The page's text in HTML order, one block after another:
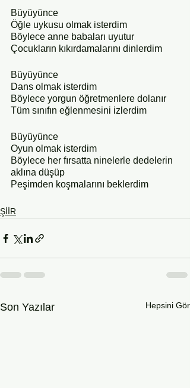
Büyüyünce
Öğle uykusu olmak isterdim
Böylece anne babaları uyutur
Çocukların kıkırdamalarını dinlerdim
Büyüyünce
Dans olmak isterdim
Böylece yorgun öğretmenlere dolanır
Tüm sınıfın eğlenmesini izlerdim
Büyüyünce
Oyun olmak isterdim
Böylece her fırsatta ninelerle dedelerin
aklına düşüp
Peşimden koşmalarını beklerdim
ŞİİR
Son Yazılar Hepsini Gör